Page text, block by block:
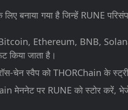
बनाया गया है जिन्हें RUNE
Ethereum, BNB,
किया जाता है।
चेन स्वैप को THORChain के
मेननेट पर RUNE को स्टोर करें,